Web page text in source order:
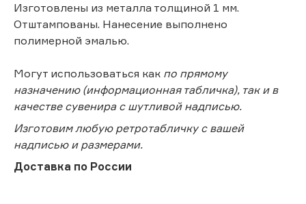
Изготовлены из металла толщиной 1 мм.
Отштампованы. Нанесение выполнено
полимерной эмалью.
Могут использоваться как по прямому
назначению (информационная табличка), так и в
качестве сувенира с шутливой надписью.
Изготовим любую ретротабличку с вашей
надписью и размерами.
Доставка по России